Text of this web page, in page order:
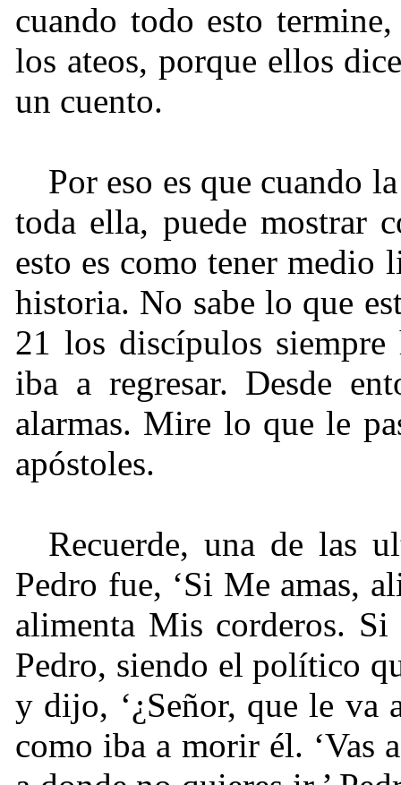
cuando todo esto
los ateos, porque ellos
un cuento.
Por eso es que cuando
toda ella, puede mostrar
esto es como tener medio
historia. No sabe lo que
21 los discípulos
iba a regresar. Desde
alarmas. Mire lo que le
apóstoles.
Recuerde, una de las
Pedro fue, ‘Si Me amas,
alimenta Mis corderos. Si
Pedro, siendo el político
y dijo, ‘¿Señor, que le va
como iba a morir él. ‘Vas